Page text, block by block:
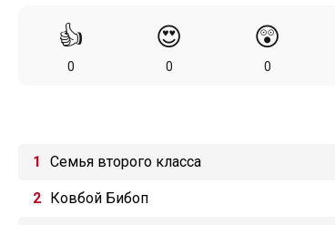
👍
0
😍
0
😲
0
Семья второго класса
Ковбой Бибоп